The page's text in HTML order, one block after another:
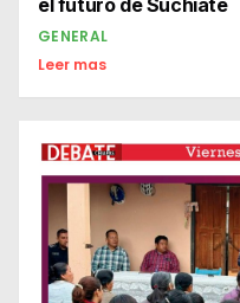
el futuro de Suchiate
GENERAL
Leer mas